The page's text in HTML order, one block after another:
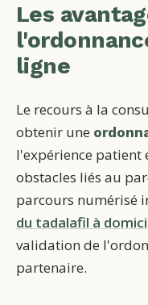
Les
ligne
Le recours à la
obtenir une
l'expérience patient
obstacles liés au
parcours numérisé
du tadalafil à
validation de
partenaire.